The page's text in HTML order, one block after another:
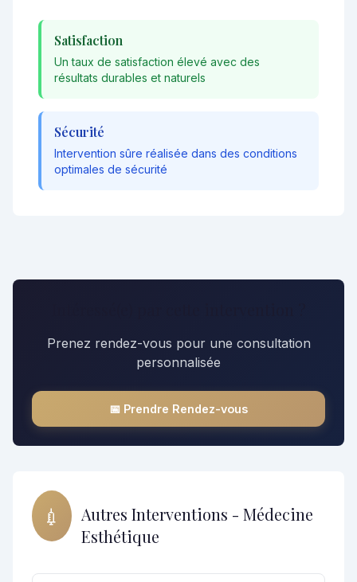
Satisfaction
Un taux de satisfaction élevé avec des
résultats durables et naturels
Sécurité
Intervention sûre réalisée dans des conditions
optimales de sécurité
Prenez rendez-vous pour une consultation
personnalisée
📅 Prendre Rendez-vous
💉
Autres Interventions - Médecine
Esthétique